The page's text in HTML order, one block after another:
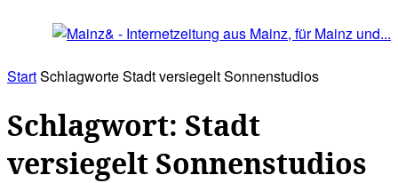
StartSchlagworteStadt versiegelt Sonnenstudios
Schlagwort: Stadt
versiegelt Sonnenstudios